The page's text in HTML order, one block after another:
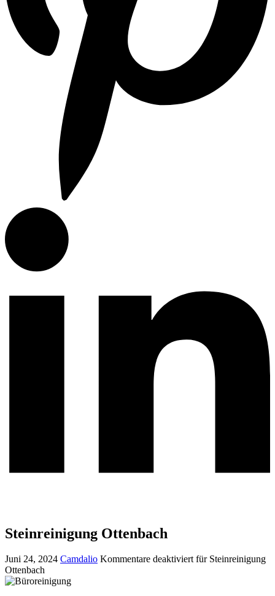
Steinreinigung Ottenbach
Juni 24, 2024 Camdalio Kommentare deaktiviertfür Steinreinigung
Ottenbach